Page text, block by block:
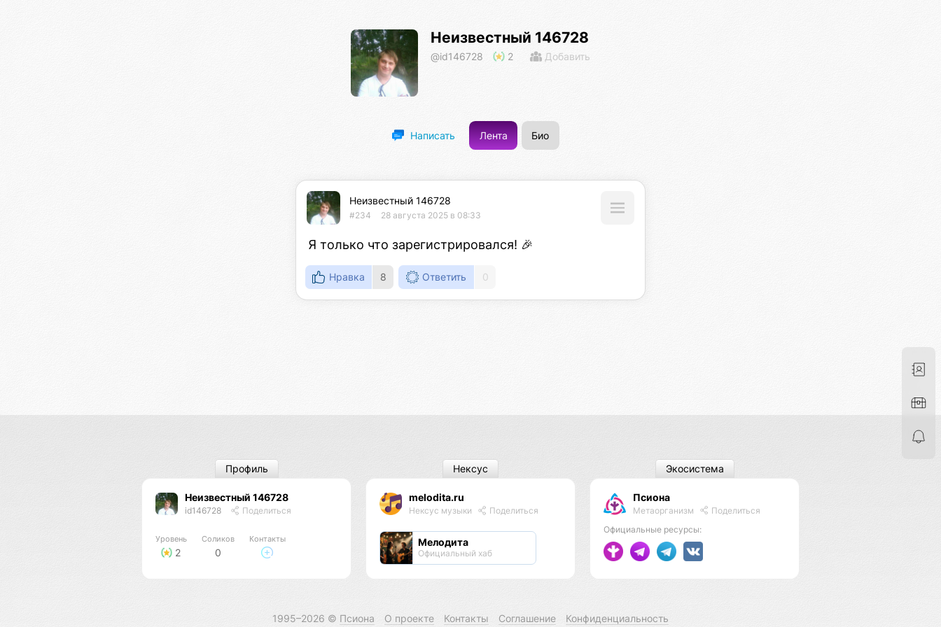
Неизвестный 146728
@id146728 2 Добавить
Написать Лента Био
Неизвестный 146728
#234 28 августа 2025 в 08:33
Я только что зарегистрировался! 🎉
Нравка 8 Ответить 0
Неизвестный 146728
id146728 Поделиться
Уровень
2
Соликов
0
Контакты
Профиль
melodita.ru
Нексус музыки Поделиться
Мелодита
Официальный хаб
Нексус
Псиона
Метаорганизм
Поделиться
Официальные ресурсы:
Экосистема
1995–2026 © Псиона О проекте Контакты Соглашение Конфиденциальность